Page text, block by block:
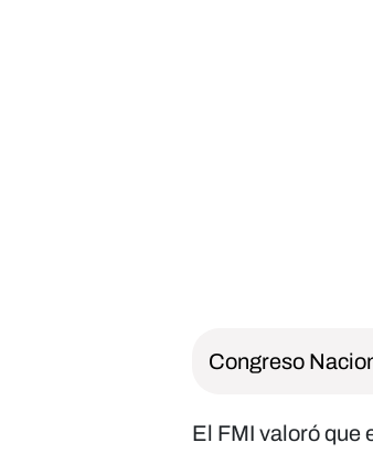
Congreso
El FMI valoró que